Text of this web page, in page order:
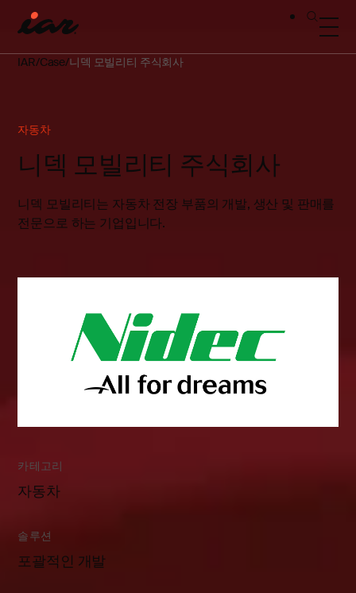
IAR Case 니덱 모빌리티 주식회사
자동차
니덱 모빌리티 주식회사
니덱 모빌리티는 자동차 전장 부품의 개발, 생산 및 판매를
전문으로 하는 기업입니다.
카테고리
자동차
솔루션
포괄적인 개발